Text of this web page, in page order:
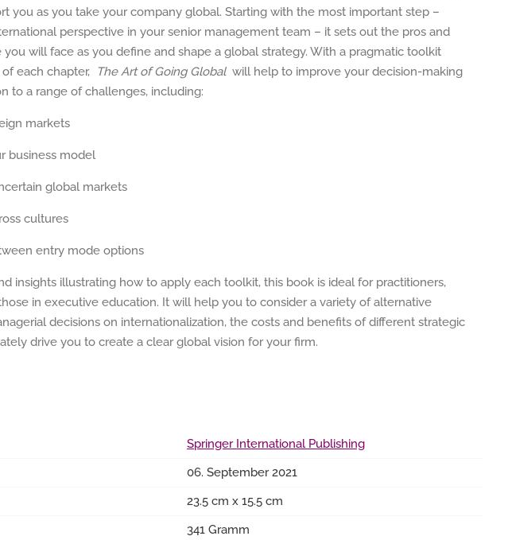
you as you take your company global. Starting with the most important step –
perspective in your senior management team – it sets out the pros and
will face as you define and shape a global strategy. With a pragmatic toolkit
each chapter, The Art of Going Globalwill help to improve your decision-making
to a range of challenges, including:
markets
model
global markets
cultures
entry mode options
insights illustrating how to apply each toolkit, this book is ideal for practitioners,
in executive education. It will help you to consider a variety of alternative
decisions on internationalization, the costs and benefits of different strategic
drive you to create a clear global vision for your firm.
Springer International Publishing
06. September 2021
23.5 cm x 15.5 cm
341 Gramm